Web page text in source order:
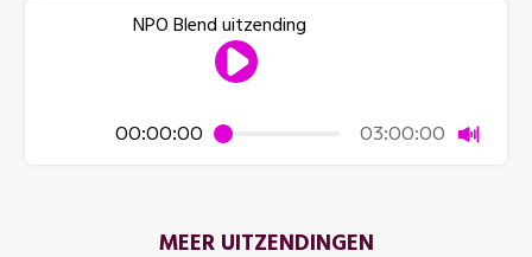
00:00:00 03:00:00 Dempen
NPO Blend uitzending
MEER UITZENDINGEN